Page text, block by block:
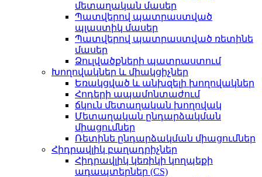
մետաղական մասեր
Պատվերով պատրաստված
պլաստիկ մասեր
Պատվերով պատրաստված ռետինե
մասեր
Ձուլվածքների պատրաստում
Խողովակներ և միակցիչներ
Եռակցված և անխզելի խողովակներ
Հոդերի ապամոնտաժում
ճկուն մետաղական խողովակ
Մետաղական ընդարձակման
միացումներ
Ռետինե ընդարձակման միացումներ
Հիդրավլիկ բաղադրիչներ
Հիդրավլիկ կեռիկի կողպեքի
ադապտերներ (CS)